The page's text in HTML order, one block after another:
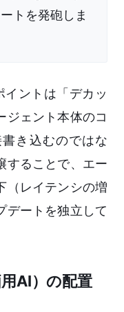
トを発砲しま
ントは「デカッ
ジェント本体のコ
き込むのではな
することで、エー
（レイテンシの増
デートを独立して
AI）の配置